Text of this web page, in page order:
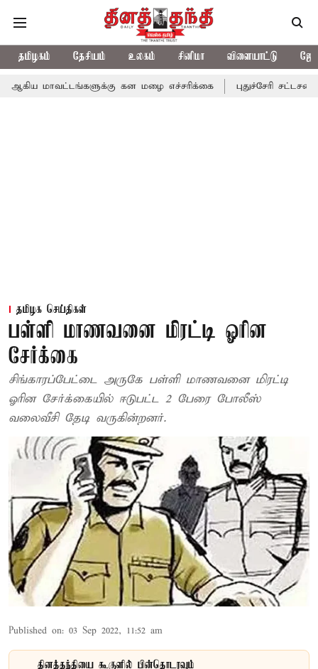
தமிழகம் தேசியம் உலகம் சினிமா விளையாட்டு
கன மழை எச்சரிக்கை புதுச்சேரி சட்டசபையில்
தமிழக செய்திகள்
பள்ளி மாணவனை மிரட்டி ஓரின
சேர்க்கை
சிங்காரப்பேட்டை அருகே பள்ளி மாணவனை மிரட்டி
ஓரின சேர்க்கையில் ஈடுபட்ட 2 பேரை போலீஸ்
வலைவீசி தேடி வருகின்றனர்.
Published on: 03 Sep 2022, 11:52 am
தினத்தந்தியை கூகுளில் பின்தொடரவும்